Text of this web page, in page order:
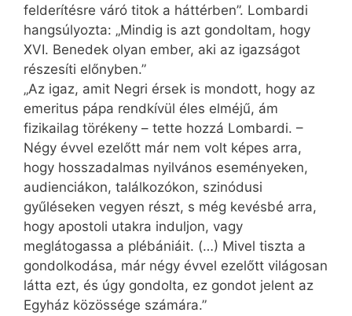
felderítésre váró titok a háttérben”. Lombardi
hangsúlyozta: „Mindig is azt gondoltam, hogy
XVI. Benedek olyan ember, aki az igazságot
részesíti előnyben.”
„Az igaz, amit Negri érsek is mondott, hogy az
emeritus pápa rendkívül éles elméjű, ám
fizikailag törékeny – tette hozzá Lombardi. –
Négy évvel ezelőtt már nem volt képes arra,
hogy hosszadalmas nyilvános eseményeken,
audienciákon, találkozókon, szinódusi
gyűléseken vegyen részt, s még kevésbé arra,
hogy apostoli utakra induljon, vagy
meglátogassa a plébániáit. (…) Mivel tiszta a
gondolkodása, már négy évvel ezelőtt világosan
látta ezt, és úgy gondolta, ez gondot jelent az
Egyház közössége számára.”